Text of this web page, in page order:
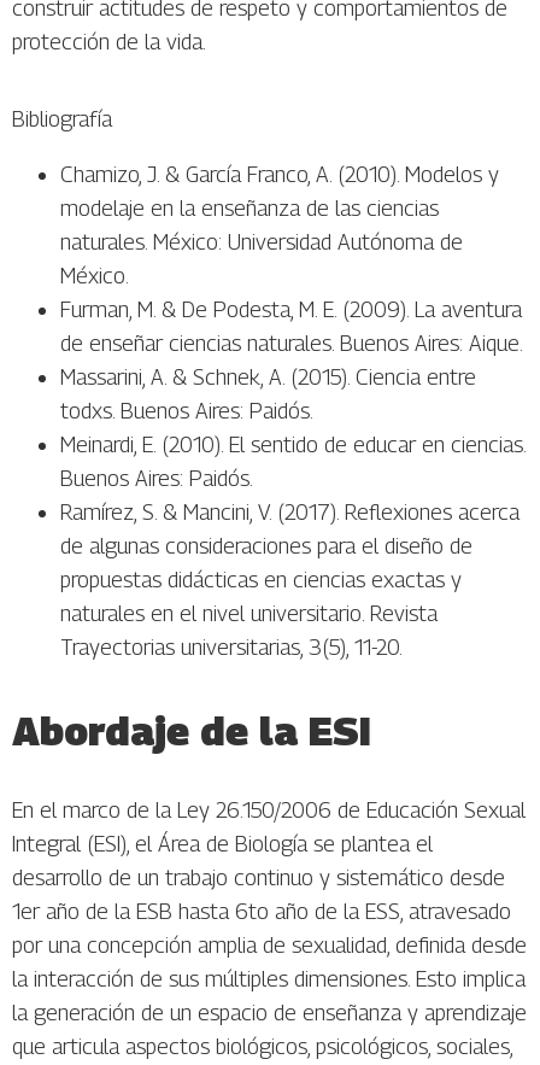
construir actitudes de respeto y comportamientos de
protección de la vida.
Bibliografía
Chamizo, J. & García Franco, A. (2010). Modelos y
modelaje en la enseñanza de las ciencias
naturales. México: Universidad Autónoma de
México.
Furman, M. & De Podesta, M. E. (2009). La aventura
de enseñar ciencias naturales. Buenos Aires: Aique.
Massarini, A. & Schnek, A. (2015). Ciencia entre
todxs. Buenos Aires: Paidós.
Meinardi, E. (2010). El sentido de educar en ciencias.
Buenos Aires: Paidós.
Ramírez, S. & Mancini, V. (2017). Reflexiones acerca
de algunas consideraciones para el diseño de
propuestas didácticas en ciencias exactas y
naturales en el nivel universitario. Revista
Trayectorias universitarias, 3(5), 11-20.
Abordaje de la ESI
En el marco de la Ley 26.150/2006 de Educación Sexual
Integral (ESI), el Área de Biología se plantea el
desarrollo de un trabajo continuo y sistemático desde
1er año de la ESB hasta 6to año de la ESS, atravesado
por una concepción amplia de sexualidad, definida desde
la interacción de sus múltiples dimensiones. Esto implica
la generación de un espacio de enseñanza y aprendizaje
que articula aspectos biológicos, psicológicos, sociales,